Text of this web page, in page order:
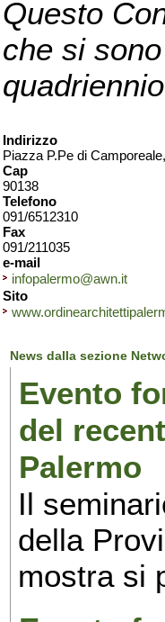
Questo
che si
Indirizzo
Piazza P.Pe di
Cap
90138
Telefono
091/6512310
Fax
091/211035
e-mail
infopalermo@awn.it
Sito
News dalla sezione
Evento
del
Palermo
Il
della
mostra si